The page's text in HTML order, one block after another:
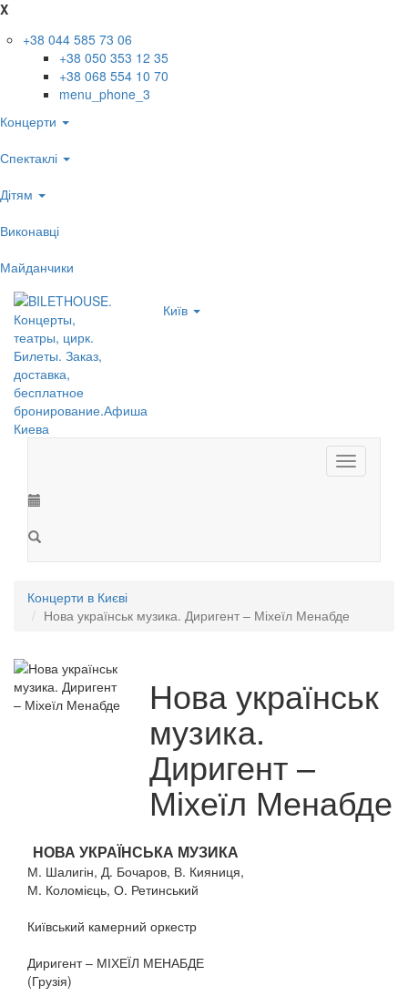
X
+38 044 585 73 06
+38 050 353 12 35
+38 068 554 10 70
menu_phone_3
Концерти
Спектаклі
Дітям
Виконавці
Майданчики
Київ
Toggle
navigation
Концерти в Києві
Нова українськ музика. Диригент – Міхеїл Менабде
Нова українськ
музика.
Диригент –
Міхеїл Менабде
НОВА УКРАЇНСЬКА МУЗИКА
М. Шалигін, Д. Бочаров, В. Кияниця,
М. Коломієць, О. Ретинський
Київський камерний оркестр
Диригент – МІХЕЇЛ МЕНАБДЕ
(Грузія)